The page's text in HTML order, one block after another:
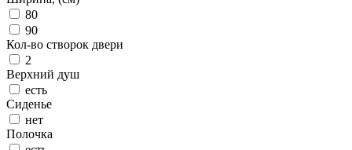
80
90
Кол-во створок двери
2
Верхний душ
есть
Сиденье
нет
Полочка